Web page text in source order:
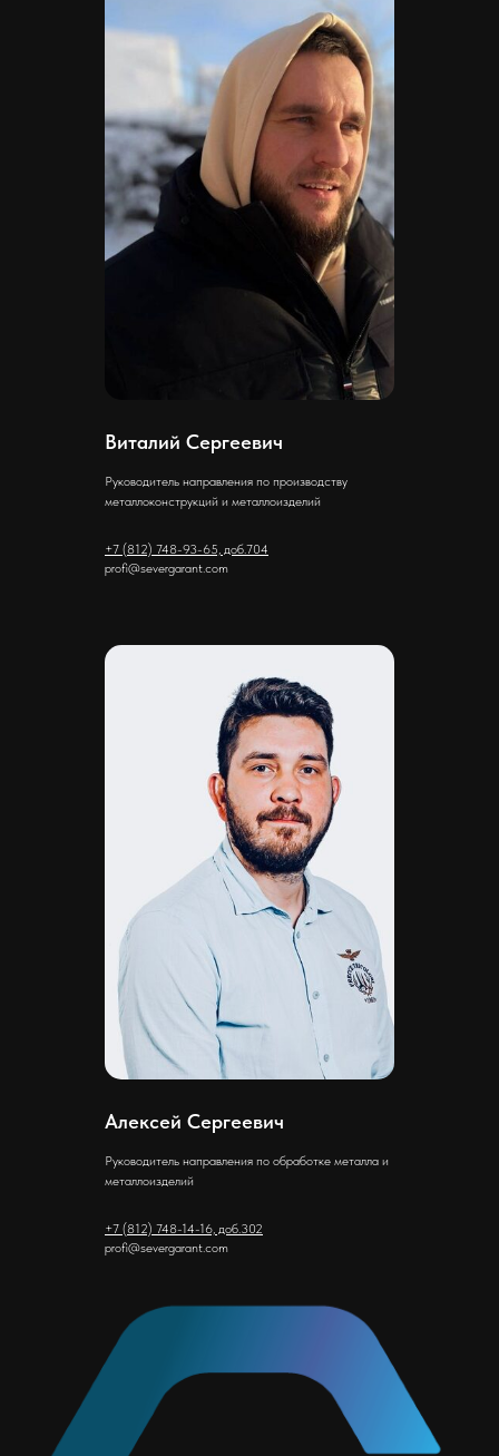
Виталий Сергеевич
Руководитель направления по производству
металлоконструкций и металлоизделий
+7 (812) 748-93-65, доб.704
profi@severgarant.com
Алексей Сергеевич
Руководитель направления по обработке металла и
металлоизделий
+7 (812) 748-14-16, доб.302
profi@severgarant.com